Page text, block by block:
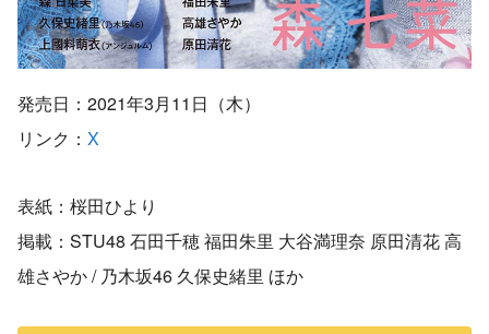
発売日：2021年3月11日（木）
リンク： X
表紙：桜田ひより
掲載：STU48 石田千穂 福田朱里 大谷満理奈 原田清花 高
雄さやか / 乃木坂46 久保史緒里 ほか